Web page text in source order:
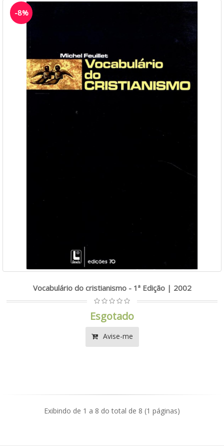
-8%
Vocabulário do cristianismo - 1ª Edição | 2002
Esgotado
Avise-me
Exibindo de 1 a 8 do total de 8 (1 páginas)